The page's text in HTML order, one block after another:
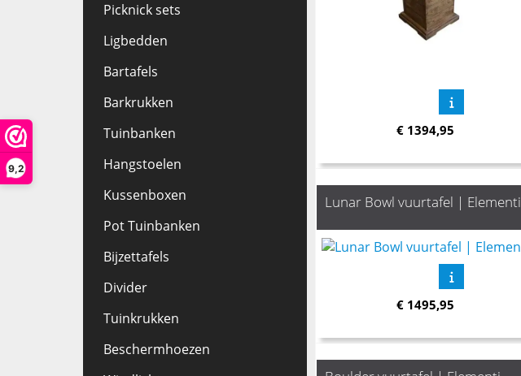
9,2
Picknick sets
Ligbedden
Bartafels
Barkrukken
Tuinbanken
Hangstoelen
Kussenboxen
Pot Tuinbanken
Bijzettafels
Divider
Tuinkrukken
Beschermhoezen
€ 1394,95
Lunar Bowl vuurtafel | Elementi
€ 1495,95